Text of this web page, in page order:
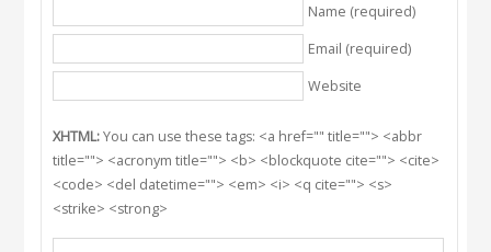
Name (required)
Email (required)
Website
XHTML:You can use these tags: <a href="" title=""> <abbr
title=""> <acronym title=""> <b> <blockquote cite=""> <cite>
<code> <del datetime=""> <em> <i> <q cite=""> <s>
<strike> <strong>